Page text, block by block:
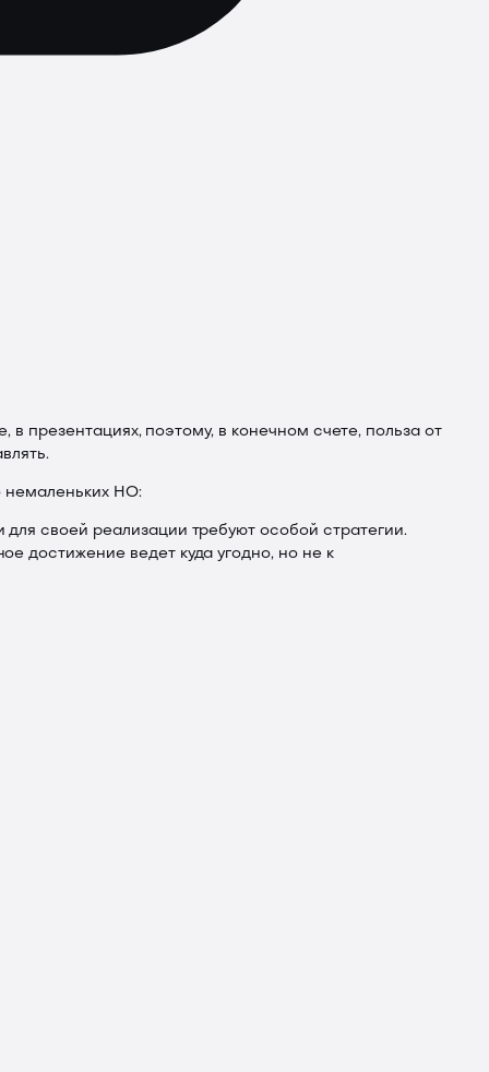
презентациях, поэтому, в конечном счете, польза от
немаленьких НО:
своей реализации требуют особой стратегии.
достижение ведет куда угодно, но не к